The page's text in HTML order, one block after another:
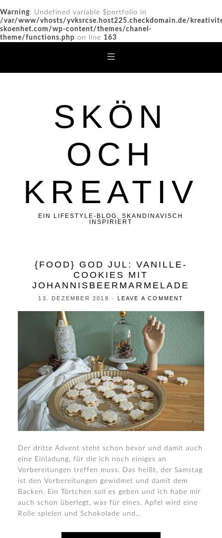
Warning: Undefined variable $portfolio in
/var/www/vhosts/yvksrcse.host225.checkdomain.de/
skoenhet.com/wp-content/themes/chanel-
theme/functions.php on line 163
SKÖN
OCH
KREATIV
EIN LIFESTYLE-BLOG, SKANDINAVISCH
INSPIRIERT
{FOOD} GOD JUL: VANILLE-
COOKIES MIT
JOHANNISBEERMARMELADE
13. DEZEMBER 2018 · LEAVE A COMMENT
Der dritte Advent steht schon bevor und damit auch
eine Einladung, für die ich noch einiges an
Vorbereitungen treffen muss. Das heißt, der Samstag
ist den Vorbereitungen gewidmet und damit dem
Backen. Ein Törtchen soll es geben und ich habe mir
auch schon überlegt, was für eines. Apfel wird eine
Rolle spielen und Schokolade und…